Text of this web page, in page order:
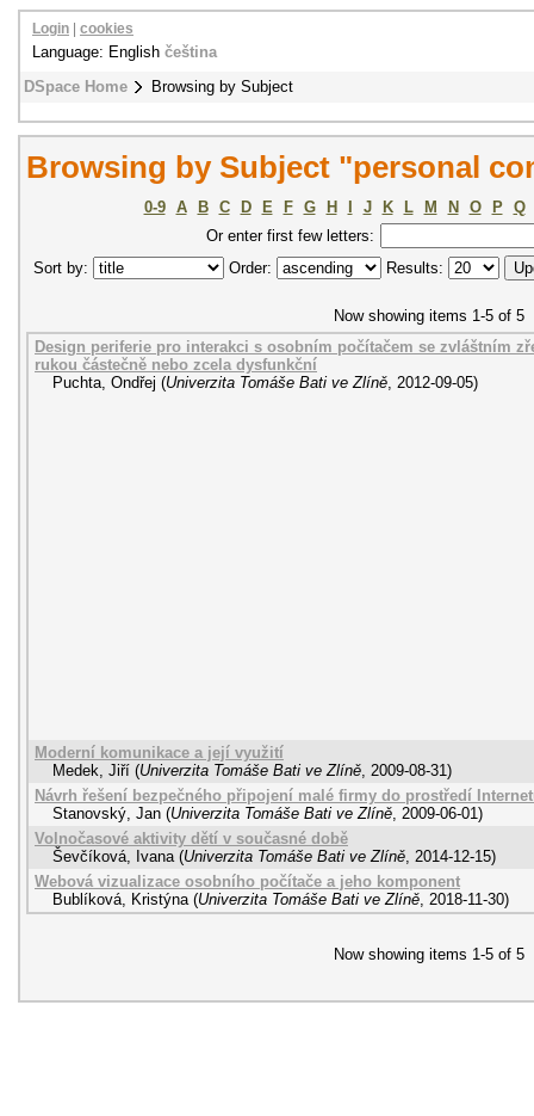
DSpace Home Browsing by Subject
Login cookies
Language: English čeština
Browsing by Subject "personal
0-9 A B C D E F G H J K L M N O P
Q
Or enter first few letters:
Sort by:
Order: Results:
Now showing items 1-5 of 5
Design periferie pro interakci s osobním počítačem se zvláštním
rukou částečně nebo zcela dysfunkční
Puchta, Ondřej (Univerzita Tomáše Bati ve Zlíně, 2012-09-05)
Moderní komunikace a její využití
Medek, Jiří (Univerzita Tomáše Bati ve Zlíně, 2009-08-31)
Návrh řešení bezpečného připojení malé firmy do prostředí
Stanovský, Jan (Univerzita Tomáše Bati ve Zlíně, 2009-06-01)
Volnočasové aktivity dětí v současné době
Ševčíková, Ivana (Univerzita Tomáše Bati ve Zlíně, 2014-12-15)
Webová vizualizace osobního počítače a jeho komponent
Bublíková, Kristýna (Univerzita Tomáše Bati ve Zlíně, 2018-11-30)
Now showing items 1-5 of 5